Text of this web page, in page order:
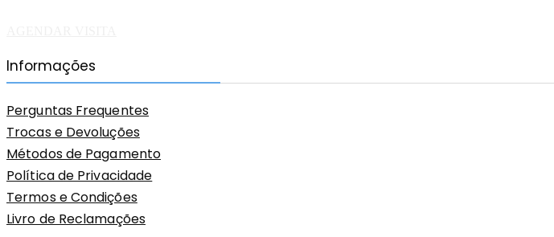
Informações
Perguntas Frequentes
Trocas e Devoluções
Métodos de Pagamento
Política de Privacidade
Termos e Condições
Livro de Reclamações